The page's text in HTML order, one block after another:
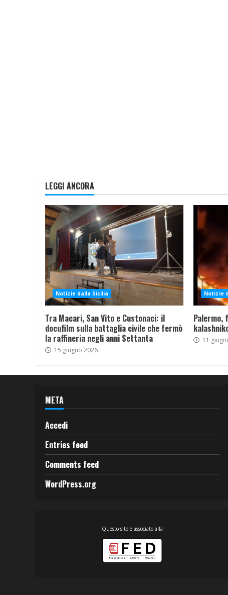
LEGGI ANCORA
Notizie dalla Sicilia
Tra Macari, San Vito e Custonaci: il
docufilm sulla battaglia civile che fermò
la raffineria negli anni Settanta
15 giugno 2026
Notizie
Palermo,
11
META
Accedi
Entries feed
Comments feed
WordPress.org
Questo sito è associato alla